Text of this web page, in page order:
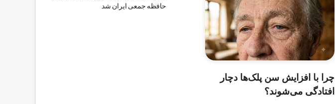
چرا با افزایش سن پلک‌ها دچار
افتادگی می‌شوند؟
حافظه جمعی ایران شد